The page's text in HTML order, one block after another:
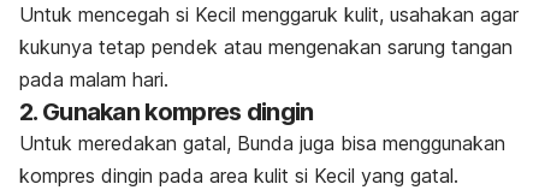
Untuk mencegah si Kecil menggaruk kulit, usahakan agar
kukunya tetap pendek atau mengenakan sarung tangan
pada malam hari.
2. Gunakan kompres dingin
Untuk meredakan gatal, Bunda juga bisa menggunakan
kompres dingin pada area kulit si Kecil yang gatal.